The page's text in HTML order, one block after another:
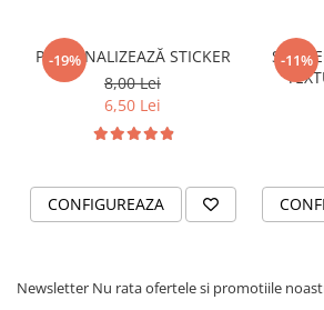
PRODUSE PERSONALIZATE FIRME
CARTI DE VIZITA
ECHIPAMENT DE LUCRU
PERSONALIZAT
BANNERE PERSONALIZATE
TRICOURI PERSONALIZATE
TRICOURI AUDI
-19%
PERSONALIZEAZĂ STICKER
8,00 Lei
6,50 Lei
CONFIGUREAZA
-11%
Newsletter Nu rata ofertele si promotiile